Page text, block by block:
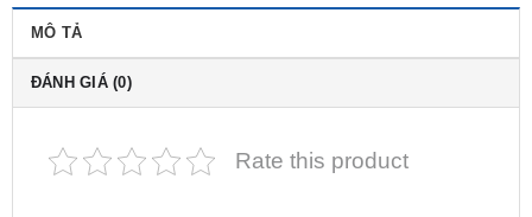
ĐÁNH GIÁ (0)
【 Địa Chỉ 】➤
Lắp đặt giá nóc xe Toyota Yaris